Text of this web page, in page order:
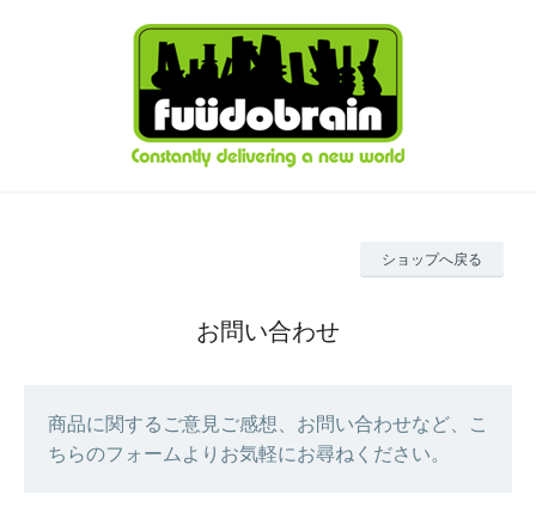
ショップへ戻る
お問い合わせ
商品に関するご意見ご感想、お問い合わせなど、こ
ちらのフォームよりお気軽にお尋ねください。